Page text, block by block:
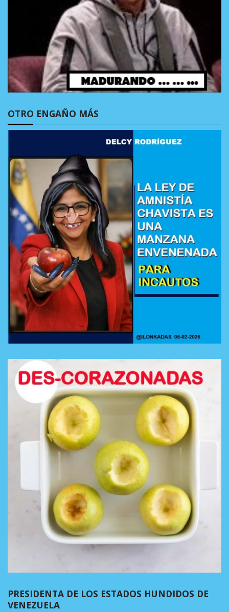
OTRO ENGAÑO MÁS
PRESIDENTA DE LOS ESTADOS HUNDIDOS DE
VENEZUELA